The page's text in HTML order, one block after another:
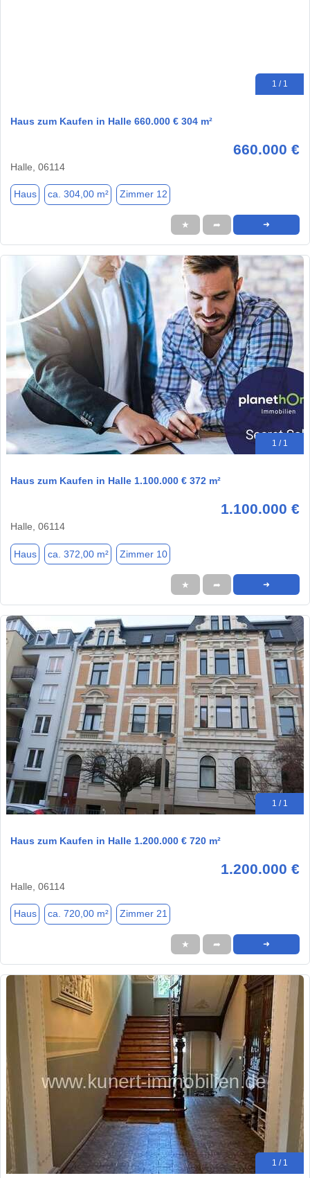
1 / 1
Haus zum Kaufen in Halle 660.000 € 304 m²
660.000 €
Halle, 06114
Haus ca. 304,00 m² Zimmer 12
★ ➦ ➜
1 / 1
Haus zum Kaufen in Halle 1.100.000 € 372 m²
1.100.000 €
Halle, 06114
Haus ca. 372,00 m² Zimmer 10
★ ➦ ➜
1 / 1
Haus zum Kaufen in Halle 1.200.000 € 720 m²
1.200.000 €
Halle, 06114
Haus ca. 720,00 m² Zimmer 21
★ ➦ ➜
1 / 1